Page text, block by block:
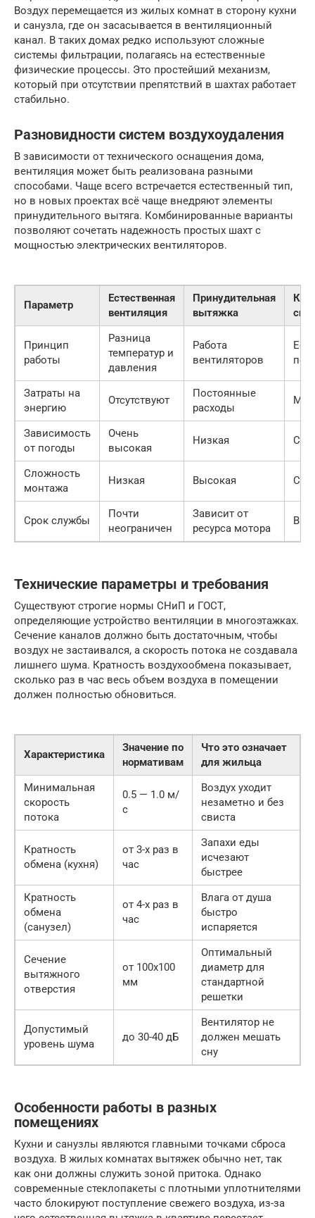
Воздух перемещается из жилых комнат в сторону кухни
и санузла, где он засасывается в вентиляционный
канал. В таких домах редко используют сложные
системы фильтрации, полагаясь на естественные
физические процессы. Это простейший механизм,
который при отсутствии препятствий в шахтах работает
стабильно.
Разновидности систем воздухоудаления
В зависимости от технического оснащения дома,
вентиляция может быть реализована разными
способами. Чаще всего встречается естественный тип,
но в новых проектах всё чаще внедряют элементы
принудительного вытяга. Комбинированные варианты
позволяют сочетать надежность простых шахт с
мощностью электрических вентиляторов.
Параметр
Естественная
вентиляция
Принудительная
вытяжка
Принцип
работы
Разница
температур и
давления
Работа
вентиляторов
Затраты на
энергию
Отсутствуют
Постоянные
расходы
Зависимость
от погоды
Очень
высокая
Низкая
Сложность
монтажа
Низкая Высокая
Срок службы
Почти
неограничен
Зависит от
ресурса мотора
Технические параметры и требования
Существуют строгие нормы СНиП и ГОСТ,
определяющие устройство вентиляции в многоэтажках.
Сечение каналов должно быть достаточным, чтобы
воздух не застаивался, а скорость потока не создавала
лишнего шума. Кратность воздухообмена показывает,
сколько раз в час весь объем воздуха в помещении
должен полностью обновиться.
Характеристика
Значение по
нормативам
Что это означает
для жильца
Минимальная
скорость
потока
0.5 — 1.0 м/
с
Воздух уходит
незаметно и без
свиста
Кратность
обмена (кухня)
от 3-х раз в
час
Запахи еды
исчезают
быстрее
Кратность
обмена
(санузел)
от 4-х раз в
час
Влага от душа
быстро
испаряется
Сечение
вытяжного
отверстия
от 100х100
мм
Оптимальный
диаметр для
стандартной
решетки
Допустимый
уровень шума
до 30-40 дБ
Вентилятор не
должен мешать
сну
Особенности работы в разных
помещениях
Кухни и санузлы являются главными точками сброса
воздуха. В жилых комнатах вытяжек обычно нет, так
как они должны служить зоной притока. Однако
современные стеклопакеты с плотными уплотнителями
часто блокируют поступление свежего воздуха, из-за